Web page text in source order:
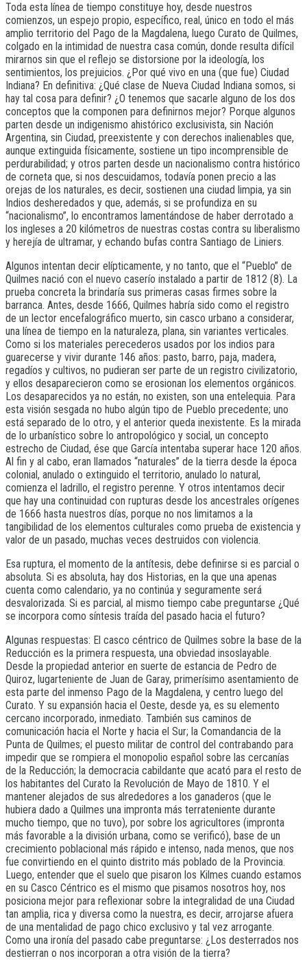
Toda esta línea de tiempo constituye hoy, desde nuestros
comienzos, un espejo propio, específico, real, único en todo el más
amplio territorio del Pago de la Magdalena, luego Curato de Quilmes,
colgado en la intimidad de nuestra casa común, donde resulta difícil
mirarnos sin que el reflejo se distorsione por la ideología, los
sentimientos, los prejuicios. ¿Por qué vivo en una (que fue) Ciudad
Indiana? En definitiva: ¿Qué clase de Nueva Ciudad Indiana somos, si
hay tal cosa para definir? ¿O tenemos que sacarle alguno de los dos
conceptos que la componen para definirnos mejor? Porque algunos
parten desde un indigenismo ahistórico exclusivista, sin Nación
Argentina, sin Ciudad, preexistente y con derechos inalienables que,
aunque extinguida físicamente, sostiene un tipo incomprensible de
perdurabilidad; y otros parten desde un nacionalismo contra histórico
de corneta que, si nos descuidamos, todavía ponen precio a las
orejas de los naturales, es decir, sostienen una ciudad limpia, ya sin
Indios desheredados y que, además, si se profundiza en su
“nacionalismo”, lo encontramos lamentándose de haber derrotado a
los ingleses a 20 kilómetros de nuestras costas contra su liberalismo
y herejía de ultramar, y echando bufas contra Santiago de Liniers.
Algunos intentan decir elípticamente, y no tanto, que el “Pueblo” de
Quilmes nació con el nuevo caserío instalado a partir de 1812 (8). La
prueba concreta la brindaría sus primeras casas firmes sobre la
barranca. Antes, desde 1666, Quilmes habría sido como el registro
de un lector encefalográfico muerto, sin casco urbano a considerar,
una línea de tiempo en la naturaleza, plana, sin variantes verticales.
Como si los materiales perecederos usados por los indios para
guarecerse y vivir durante 146 años: pasto, barro, paja, madera,
regadíos y cultivos, no pudieran ser parte de un registro civilizatorio,
y ellos desaparecieron como se erosionan los elementos orgánicos.
Los desaparecidos ya no están, no existen, son una entelequia. Para
esta visión sesgada no hubo algún tipo de Pueblo precedente; uno
está separado de lo otro, y el anterior queda inexistente. Es la mirada
de lo urbanístico sobre lo antropológico y social, un concepto
estrecho de Ciudad, ése que García intentaba superar hace 120 años.
Al fin y al cabo, eran llamados “naturales” de la tierra desde la época
colonial, anulado o extinguido el territorio, anulado lo natural,
comienza el ladrillo, el registro perenne. Y otros intentamos decir
que hay una continuidad con rupturas desde los ancestrales orígenes
de 1666 hasta nuestros días, porque no nos limitamos a la
tangibilidad de los elementos culturales como prueba de existencia y
valor de un pasado, muchas veces destruidos con violencia.
Esa ruptura, el momento de la antítesis, debe definirse si es parcial o
absoluta. Si es absoluta, hay dos Historias, en la que una apenas
cuenta como calendario, ya no continúa y seguramente será
desvalorizada. Si es parcial, al mismo tiempo cabe preguntarse ¿Qué
se incorpora como síntesis traída del pasado hacia el futuro?
Algunas respuestas: El casco céntrico de Quilmes sobre la base de la
Reducción es la primera respuesta, una obviedad insoslayable.
Desde la propiedad anterior en suerte de estancia de Pedro de
Quiroz, lugarteniente de Juan de Garay, primerísimo asentamiento de
esta parte del inmenso Pago de la Magdalena, y centro luego del
Curato. Y su expansión hacia el Oeste, desde ya, es su elemento
cercano incorporado, inmediato. También sus caminos de
comunicación hacia el Norte y hacia el Sur; la Comandancia de la
Punta de Quilmes; el puesto militar de control del contrabando para
impedir que se rompiera el monopolio español sobre las cercanías
de la Reducción; la democracia cabildante que acató para el resto de
los habitantes del Curato la Revolución de Mayo de 1810. Y el
mantener alejados de sus alrededores a los ganaderos (que le
hubiera dado a Quilmes una impronta más terrateniente durante
mucho tiempo, que no tuvo), por sobre los agricultores (impronta
más favorable a la división urbana, como se verificó), base de un
crecimiento poblacional más rápido e intenso, nada menos, que nos
fue convirtiendo en el quinto distrito más poblado de la Provincia.
Luego, entender que el suelo que pisaron los Kilmes cuando estamos
en su Casco Céntrico es el mismo que pisamos nosotros hoy, nos
posiciona mejor para reflexionar sobre la integralidad de una Ciudad
tan amplia, rica y diversa como la nuestra, es decir, arrojarse afuera
de una mentalidad de pago chico exclusivo y tal vez arrogante.
Como una ironía del pasado cabe preguntarse: ¿Los desterrados nos
destierran o nos incorporan a otra visión de la tierra?